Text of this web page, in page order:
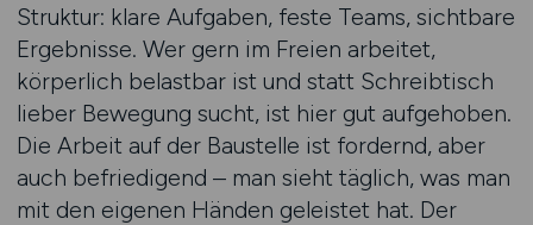
Struktur: klare Aufgaben, feste Teams, sichtbare
Ergebnisse. Wer gern im Freien arbeitet,
körperlich belastbar ist und statt Schreibtisch
lieber Bewegung sucht, ist hier gut aufgehoben.
Die Arbeit auf der Baustelle ist fordernd, aber
auch befriedigend – man sieht täglich, was man
mit den eigenen Händen geleistet hat. Der